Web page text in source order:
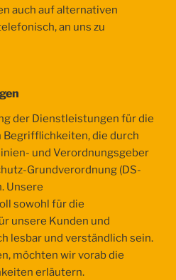
auch auf alternativen
an uns zu
der Dienstleistungen für die
die durch
und Verordnungsgeber
Grundverordnung (DS-
Unsere
sowohl für die
unsere Kunden und
lesbar und verständlich sein.
möchten wir vorab die
erläutern.